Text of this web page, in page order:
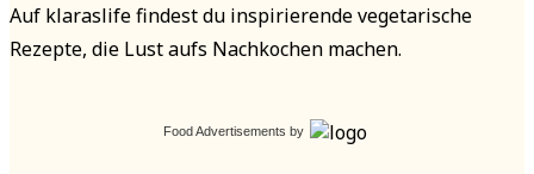
Auf klaraslife findest du inspirierende vegetarische
Rezepte, die Lust aufs Nachkochen machen.
Food Advertisements by